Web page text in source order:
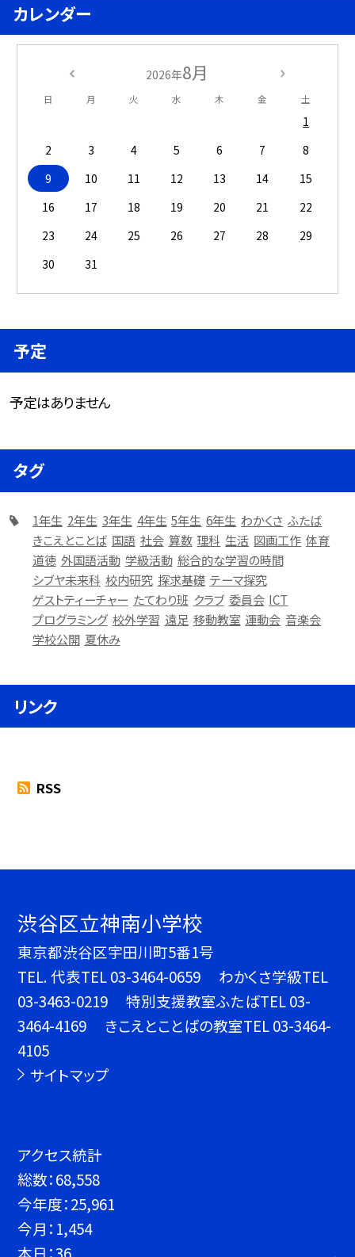
カレンダー
2026年8月
日 月 火 水 木 金 土
1
2
3 4 5 6 7
8
9
10 11 12 13 14
15
16
17 18 19 20 21
22
23
24 25 26 27 28
29
30
31
予定
予定はありません
タグ
1年生 2年生 3年生 4年生 5年生 6年生 わかくさ ふたば
きこえとことば 国語 社会 算数 理科 生活 図画工作 体育
道徳 外国語活動 学級活動 総合的な学習の時間
シブヤ未来科 校内研究 探求基礎 テーマ探究
ゲストティーチャー たてわり班 クラブ 委員会 ICT
プログラミング 校外学習 遠足 移動教室 運動会 音楽会
学校公開 夏休み
リンク
RSS
渋谷区立神南小学校
東京都渋谷区宇田川町5番1号
TEL.代表TEL 03-3464-0659 わかくさ学級TEL
03-3463-0219 特別支援教室ふたばTEL 03-
3464-4169 きこえとことばの教室TEL 03-3464-
4105
サイトマップ
アクセス統計
総数：68,558
今年度：25,961
今月： 1,454
本日：36